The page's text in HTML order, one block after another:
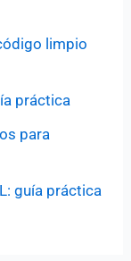
limpio
práctica
para
guía práctica